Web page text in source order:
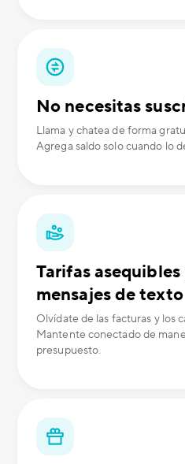
No necesitas
Llama y chatea de forma
Agrega saldo solo cuando lo
Tarifas
mensajes de texto
Olvídate de las facturas y los
Mantente conectado de
presupuesto.